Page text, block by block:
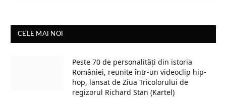
CELE MAI NOI
Peste 70 de personalități din istoria
României, reunite într-un videoclip hip-
hop, lansat de Ziua Tricolorului de
regizorul Richard Stan (Kartel)